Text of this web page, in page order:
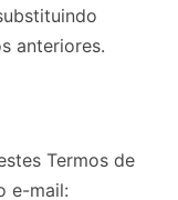
anteriores.
Termos de
e-mail: